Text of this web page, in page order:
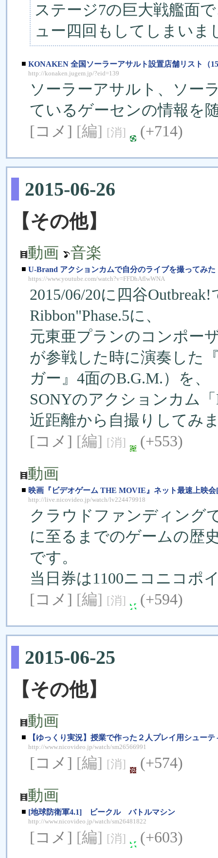
ステ­ージ7の巨大戦艦面
ュー四回もしてしまい
■ KONAKEN 全国ソーラーアサルト設置店舗リスト（
http://konaken.jugem.jp/?eid=139
ソーラーアサルト、ソー
ているゲーセンの情報を
[コメ] [編] [消] (+714)
2015-06-26
【その他】
動画 音楽
■ U-Brand アクションカムで自分のライブを撮ってみた
https://www.youtube.com/watch?v=FFDhAflwWNA
2015/06/20に四谷
Ribbon"Phase.5に、
元東亜プランのコンポー
が参戦した時に演奏した
ガー』4面のB.G.M.）を、
SONYのアクションカム
近距離から自撮りしてみ
[コメ] [編] [消]
(+553)
動画
■ 映画『ビデオゲーム THE MOVIE』ネット最速上映
http://live.nicovideo.jp/watch/lv224479918
クラウドファンディング
に至るまでのゲームの歴
です。
当日券は1100ニコニコポ
[コメ] [編] [消] (+594)
2015-06-25
【その他】
動画
■ 【ゆっくり実況】授業で作った２人プレイ用シュー
http://www.nicovideo.jp/watch/sm26566991
[コメ] [編] [消]
(+574)
動画
■ [地球防衛軍4.1] ビークル バトルマシン
http://www.nicovideo.jp/watch/sm26481822
[コメ] [編] [消]
(+603)